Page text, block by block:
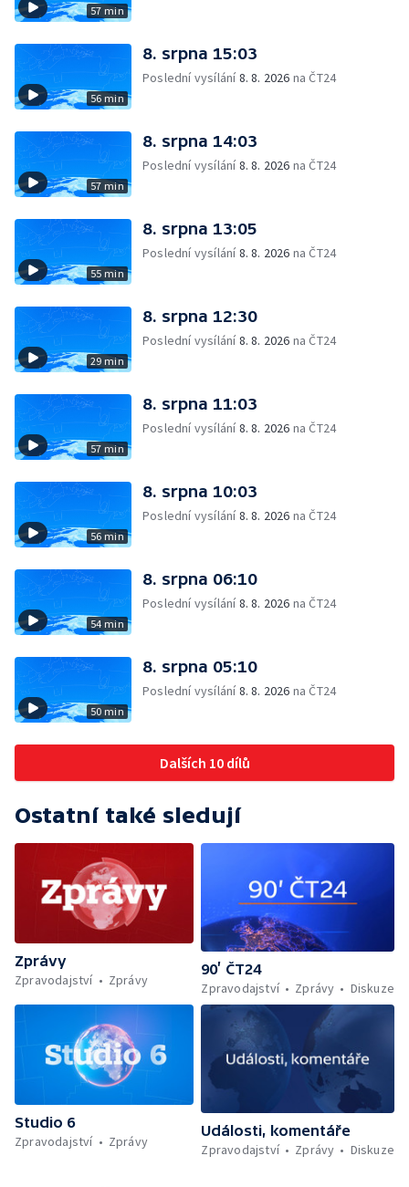
57 min
56 min
8. srpna 15:03
Poslední vysílání8. 8. 2026 na ČT24
57 min
8. srpna 14:03
Poslední vysílání8. 8. 2026 na ČT24
55 min
8. srpna 13:05
Poslední vysílání8. 8. 2026 na ČT24
29 min
8. srpna 12:30
Poslední vysílání8. 8. 2026 na ČT24
57 min
8. srpna 11:03
Poslední vysílání8. 8. 2026 na ČT24
56 min
8. srpna 10:03
Poslední vysílání8. 8. 2026 na ČT24
54 min
8. srpna 06:10
Poslední vysílání8. 8. 2026 na ČT24
50 min
8. srpna 05:10
Poslední vysílání8. 8. 2026 na ČT24
Dalších 10 dílů
Ostatní také sledují
Zprávy
Zpravodajství
Zprávy
90’ ČT24
Zpravodajství
Zprávy Diskuze
Studio 6
Zpravodajství
Zprávy
Události, komentáře
Zpravodajství
Zprávy Diskuze